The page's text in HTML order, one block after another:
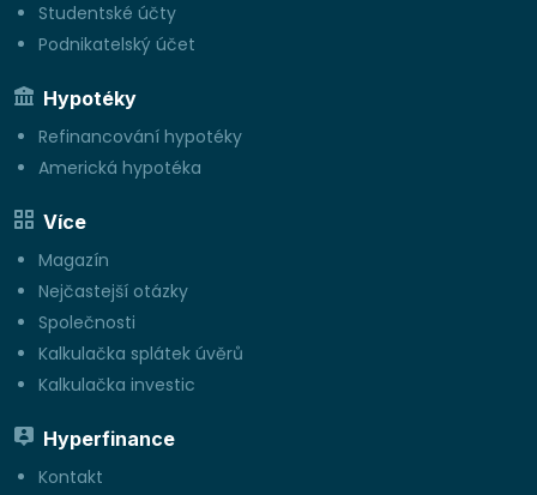
Studentské účty
Podnikatelský účet
Hypotéky
Refinancování hypotéky
Americká hypotéka
Více
Magazín
Nejčastejší otázky
Společnosti
Kalkulačka splátek úvěrů
Kalkulačka investic
Hyperfinance
Kontakt